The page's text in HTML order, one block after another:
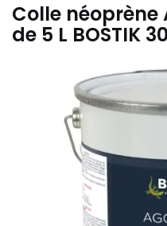
Colle
de 5 L BOSTIK